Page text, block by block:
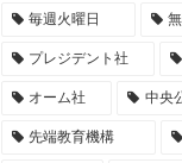
毎週火曜日
プレジデント社
オーム社 中央
先端教育機構